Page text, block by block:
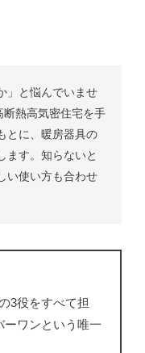
」と悩んでいませ
熱高気密住宅を手
とに、暖房器具の
ます。知らないと
い使い方も合わせ
3役をすべて担
ーワンという唯一